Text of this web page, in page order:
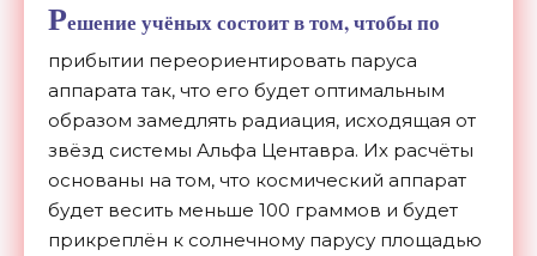
Решение учёных состоит в том, чтобы по
прибытии переориентировать паруса
аппарата так, что его будет оптимальным
образом замедлять радиация, исходящая от
звёзд системы Альфа Центавра. Их расчёты
основаны на том, что космический аппарат
будет весить меньше 100 граммов и будет
прикреплён к солнечному парусу площадью